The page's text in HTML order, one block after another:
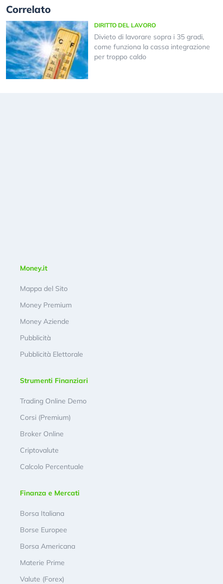
Correlato
DIRITTO DEL LAVORO
Divieto di lavorare sopra i 35 gradi,
come funziona la cassa integrazione
per troppo caldo
Money.it
Mappa del Sito
Money Premium
Money Aziende
Pubblicità
Pubblicità Elettorale
Strumenti Finanziari
Trading Online Demo
Corsi (Premium)
Broker Online
Criptovalute
Calcolo Percentuale
Finanza e Mercati
Borsa Italiana
Borse Europee
Borsa Americana
Materie Prime
Valute (Forex)